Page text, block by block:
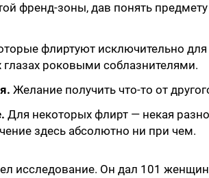
френд-зоны, дав понять
флиртуют исключительно для
глазах роковыми соблазнителями.
Желание получить что-то от
Для некоторых флирт — некая
здесь абсолютно ни при чем.
исследование. Он дал 101